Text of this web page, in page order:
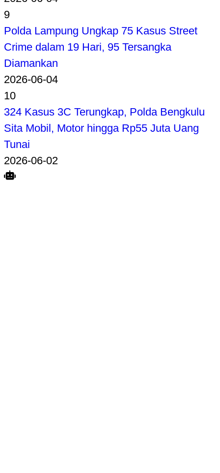
9
Polda Lampung Ungkap 75 Kasus Street
Crime dalam 19 Hari, 95 Tersangka
Diamankan
2026-06-04
10
324 Kasus 3C Terungkap, Polda Bengkulu
Sita Mobil, Motor hingga Rp55 Juta Uang
Tunai
2026-06-02